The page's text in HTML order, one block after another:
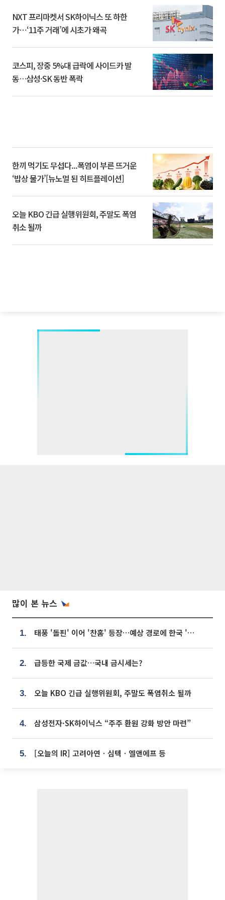
NXT 프리마켓서 SK하이닉스 또 하한
가⋯‘11주 거래’에 시초가 왜곡
코스피, 장중 5%대 급락에 사이드카 발
동…삼성·SK 동반 폭락
한끼 먹기도 무섭다...폭염이 부른 뜨거운
‘밥상 물가’[뉴노멀 된 히트플레이션]
오늘 KBO 긴급 실행위원회, 주말도 폭염
취소 될까
많이 본 뉴스
1. 태풍 '돌핀' 이어 '찬홈' 등장…예상 경로에 한국 '한숨'
2. 급등한 국제 금값…국내 금시세는?
3. 오늘 KBO 긴급 실행위원회, 주말도 폭염취소 될까
4. 삼성전자·SK하이닉스 “주주 환원 강화 방안 마련”
5. [오늘의 IR] 고려아연ㆍ심텍ㆍ엘앤에프 등